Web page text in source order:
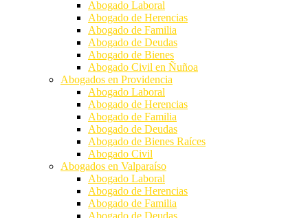
Abogado Laboral
Abogado de Herencias
Abogado de Familia
Abogado de Deudas
Abogado de Bienes
Abogado Civil en Ñuñoa
Abogados en Providencia
Abogado Laboral
Abogado de Herencias
Abogado de Familia
Abogado de Deudas
Abogado de Bienes Raíces
Abogado Civil
Abogados en Valparaíso
Abogado Laboral
Abogado de Herencias
Abogado de Familia
Abogado de Deudas